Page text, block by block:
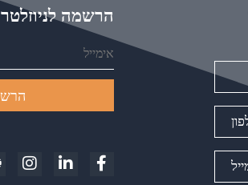
הרשמה לניוזלטר